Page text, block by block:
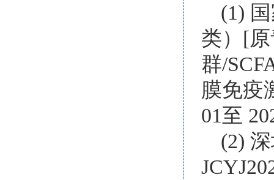
(1)
类）[
群/
膜免疫
01至
(2)